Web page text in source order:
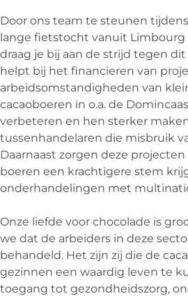
Door ons team te steunen
lange fietstocht vanuit Limbourg
draag je bij aan de strijd tegen
helpt bij het financieren van
arbeidsomstandigheden van
cacaoboeren in o.a. de
verbeteren en hen sterker
tussenhandelaren die misbruik
Daarnaast zorgen deze
boeren een krachtigere stem
onderhandelingen met
Onze liefde voor chocolade is
we dat de arbeiders in deze
behandeld. Het zijn zij die de
gezinnen een waardig leven te
toegang tot gezondheidszorg,